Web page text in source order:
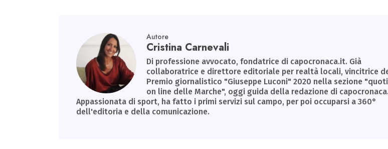
Autore
Cristina Carnevali
Di professione avvocato, fondatrice di capocronaca.it. Già
collaboratrice e direttore editoriale per realtà locali, vincitrice
Premio giornalistico "Giuseppe Luconi" 2020 nella sezione
on line delle Marche", oggi guida della redazione di
Appassionata di sport, ha fatto i primi servizi sul campo, per poi occuparsi a 360°
dell'editoria e della comunicazione.